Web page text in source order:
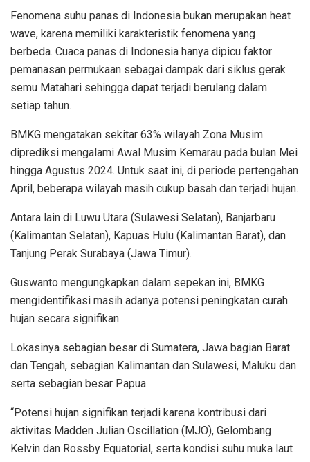
Fenomena suhu panas di Indonesia bukan merupakan heat
wave, karena memiliki karakteristik fenomena yang
berbeda. Cuaca panas di Indonesia hanya dipicu faktor
pemanasan permukaan sebagai dampak dari siklus gerak
semu Matahari sehingga dapat terjadi berulang dalam
setiap tahun.
BMKG mengatakan sekitar 63% wilayah Zona Musim
diprediksi mengalami Awal Musim Kemarau pada bulan Mei
hingga Agustus 2024. Untuk saat ini, di periode pertengahan
April, beberapa wilayah masih cukup basah dan terjadi hujan.
Antara lain di Luwu Utara (Sulawesi Selatan), Banjarbaru
(Kalimantan Selatan), Kapuas Hulu (Kalimantan Barat), dan
Tanjung Perak Surabaya (Jawa Timur).
Guswanto mengungkapkan dalam sepekan ini, BMKG
mengidentifikasi masih adanya potensi peningkatan curah
hujan secara signifikan.
Lokasinya sebagian besar di Sumatera, Jawa bagian Barat
dan Tengah, sebagian Kalimantan dan Sulawesi, Maluku dan
serta sebagian besar Papua.
“Potensi hujan signifikan terjadi karena kontribusi dari
aktivitas Madden Julian Oscillation (MJO), Gelombang
Kelvin dan Rossby Equatorial, serta kondisi suhu muka laut